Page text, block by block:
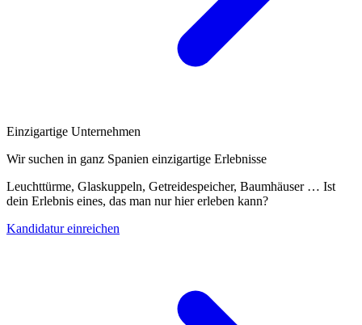
Einzigartige Unternehmen
Wir suchen in ganz Spanien einzigartige Erlebnisse
Leuchttürme, Glaskuppeln, Getreidespeicher, Baumhäuser … Ist
dein Erlebnis eines, das man nur hier erleben kann?
Kandidatur einreichen